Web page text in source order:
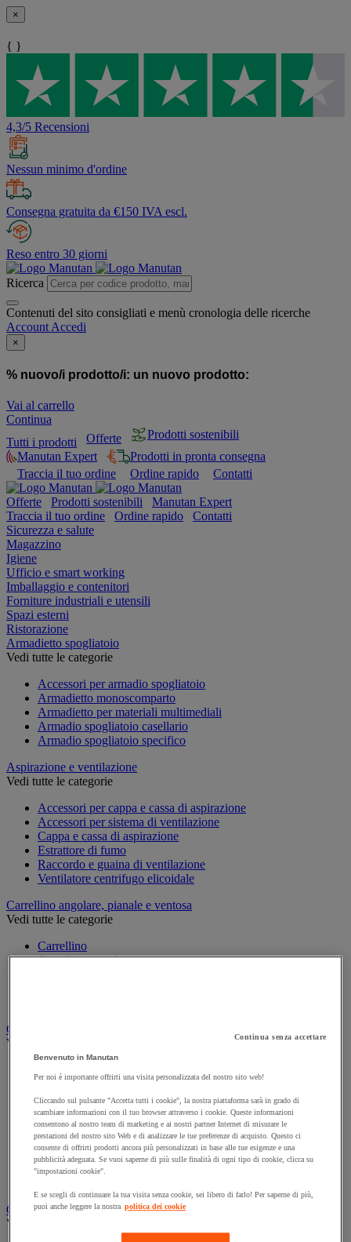
×
{ }
4,3/5 Recensioni
Nessun minimo d'ordine
Consegna gratuita da €150 IVA escl.
Reso entro 30 giorni
Ricerca
Contenuti del sito consigliati e menù cronologia delle ricerche
Account Accedi
×
% nuovo/i prodotto/i: un nuovo prodotto:
Vai al carrello
Continua
Tutti i prodotti
Offerte
Prodotti sostenibili
Manutan Expert
Prodotti in pronta consegna
Traccia il tuo ordine
Ordine rapido Contatti
Offerte Prodotti sostenibili
Manutan Expert
Traccia il tuo ordine
Ordine rapido
Contatti
Sicurezza e salute
Magazzino
Igiene
Ufficio e smart working
Imballaggio e contenitori
Forniture industriali e utensili
Spazi esterni
Ristorazione
Armadietto spogliatoio
Vedi tutte le categorie
Accessori per armadio spogliatoio
Armadietto monoscomparto
Armadietto per materiali multimediali
Armadio spogliatoio casellario
Armadio spogliatoio specifico
Aspirazione e ventilazione
Vedi tutte le categorie
Accessori per cappa e cassa di aspirazione
Accessori per sistema di ventilazione
Cappa e cassa di aspirazione
Estrattore di fumo
Raccordo e guaina di ventilazione
Ventilatore centrifugo elicoidale
Carrellino angolare, pianale e ventosa
Vedi tutte le categorie
Carrellino
Carrellino angolare
Carrello
Vedi tutte le categorie
Carrello in acciaio
Carrello in alluminio e in inox
Carrello per carichi alti
Carrello per fusti
Carrello per scale
Carrello pieghevole
Carrello portabombole
Carrello a ripiani e rimorchio industriale
Vedi tutte le categorie
Continua senza accettare
Benvenuto in Manutan
Per noi è importante offrirti una visita personalizzata del nostro sito web!
Cliccando sul pulsante "Accetta tutti i cookie", la nostra piattaforma sarà in grado di
scambiare informazioni con il tuo browser attraverso i cookie. Queste informazioni
consentono al nostro team di marketing e ai nostri partner Internet di misurare le
prestazioni del nostro sito Web e di analizzare le tue preferenze di acquisto. Questo ci
consente di offrirti prodotti ancora più personalizzati in base alle tue esigenze e una
pubblicità adeguata. Se vuoi saperne di più sulle finalità di ogni tipo di cookie, clicca su
"impostazioni cookie".
E se scegli di continuare la tua visita senza cookie, sei libero di farlo! Per saperne di più,
puoi anche leggere la nostra politica dei cookie